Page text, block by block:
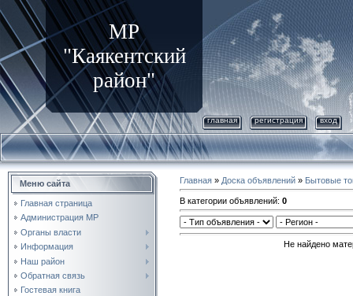
МР
"Каякентский
район"
главная регистрация вход
Меню сайта
Главная страница
Администрация МР
Органы власти
Информация
Наш район
Обратная связь
Гостевая книга
Главная » Доска объявлений » Бытовые
В категории объявлений: 0
Не найдено